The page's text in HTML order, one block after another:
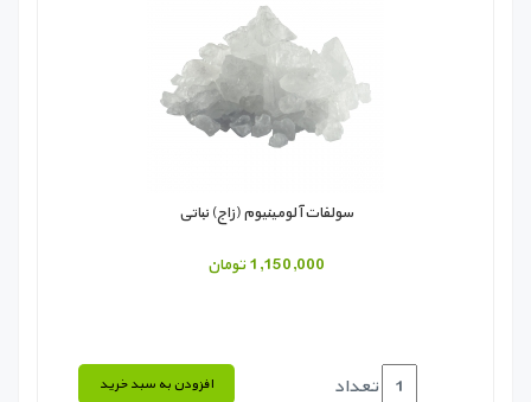
سولفات آلومینیوم (زاج) نباتی
1,150,000 تومان
تعداد افزودن به سبد خرید